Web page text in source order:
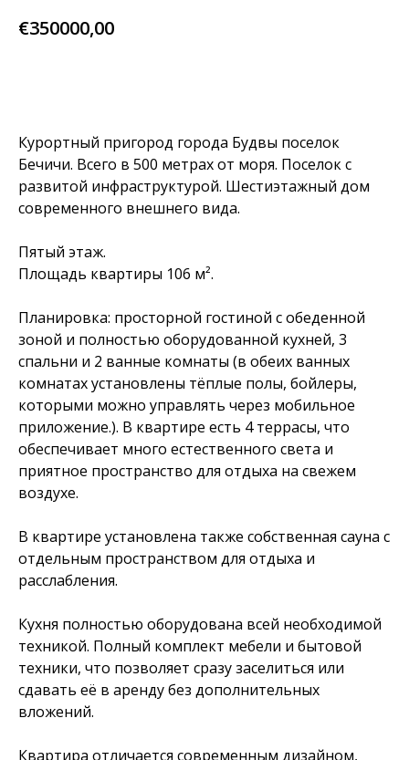
€350000,00
Курортный пригород города Будвы поселок
Бечичи. Всего в 500 метрах от моря. Поселок с
развитой инфраструктурой. Шестиэтажный дом
современного внешнего вида.
Пятый этаж.
Площадь квартиры 106 м².
Планировка: просторной гостиной с обеденной
зоной и полностью оборудованной кухней, 3
спальни и 2 ванные комнаты (в обеих ванных
комнатах установлены тёплые полы, бойлеры,
которыми можно управлять через мобильное
приложение.). В квартире есть 4 террасы, что
обеспечивает много естественного света и
приятное пространство для отдыха на свежем
воздухе.
В квартире установлена также собственная сауна с
отдельным пространством для отдыха и
расслабления.
Кухня полностью оборудована всей необходимой
техникой. Полный комплект мебели и бытовой
техники, что позволяет сразу заселиться или
сдавать её в аренду без дополнительных
вложений.
Квартира отличается современным дизайном,